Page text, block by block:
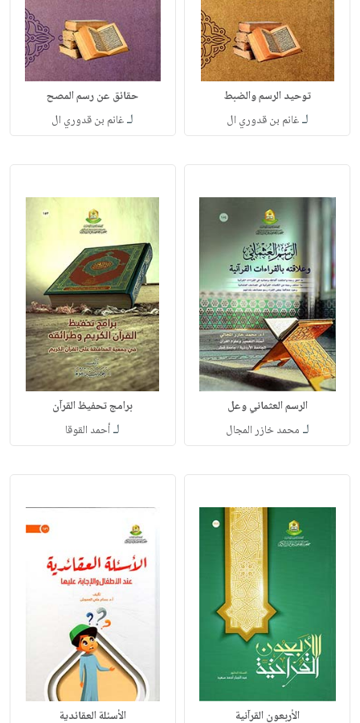
توحيد الرسم والضبط
لـغانم بن قدوري ال
حقائق عن رسم المصح
لـغانم بن قدوري ال
الرسم العثماني وعل
لـ محمد خازر المجال
برامج تحفيظ القرآن
لـأحمد القوقا
الأربعون القرآنية الأسئلة العقائدية